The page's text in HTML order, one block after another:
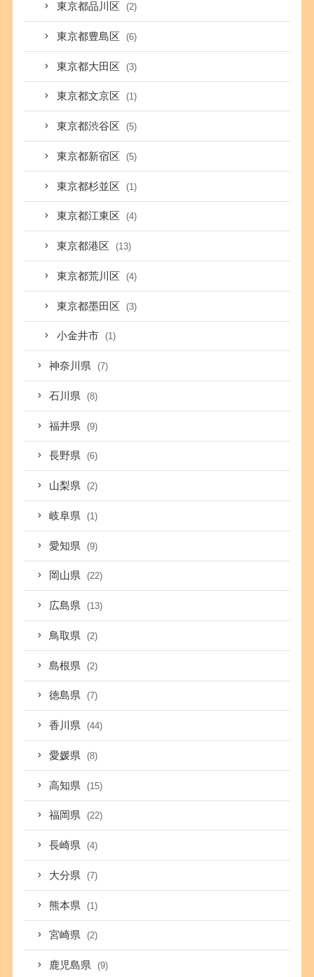
東京都品川区 (2)
東京都豊島区 (6)
東京都大田区 (3)
東京都文京区 (1)
東京都渋谷区 (5)
東京都新宿区 (5)
東京都杉並区 (1)
東京都江東区 (4)
東京都港区 (13)
東京都荒川区 (4)
東京都墨田区 (3)
小金井市 (1)
神奈川県 (7)
石川県 (8)
福井県 (9)
長野県 (6)
山梨県 (2)
岐阜県 (1)
愛知県 (9)
岡山県 (22)
広島県 (13)
鳥取県 (2)
島根県 (2)
徳島県 (7)
香川県 (44)
愛媛県 (8)
高知県 (15)
福岡県 (22)
長崎県 (4)
大分県 (7)
熊本県 (1)
宮崎県 (2)
鹿児島県 (9)